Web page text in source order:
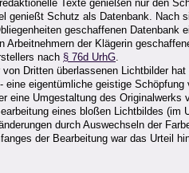
Texte genießen nur den
genießt Schutz als Datenbank. Nach
geschaffenen Datenbank
Arbeitnehmern der Klägerin
nach § 76d UrhG
von Dritten überlassenen Lichtbilder
eine eigentümliche geistige
eine Umgestaltung des
eines bloßen Lichtbildes (im
durch Auswechseln der
der Bearbeitung war das Urteil